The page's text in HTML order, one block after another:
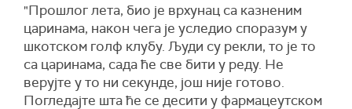
"Прошлог лета, био је врхунац са казненим
царинама, након чега је уследио споразум у
шкотском голф клубу. Људи су рекли, то је то
са царинама, сада ће све бити у реду. Не
верујте у то ни секунде, још није готово.
Погледајте шта ће се десити у фармацеутском